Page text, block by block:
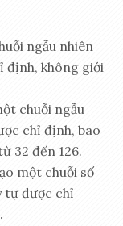
ngẫu nhiên
định, không giới
chuỗi ngẫu
chỉ định, bao
32 đến 126.
một chuỗi số
tự được chỉ